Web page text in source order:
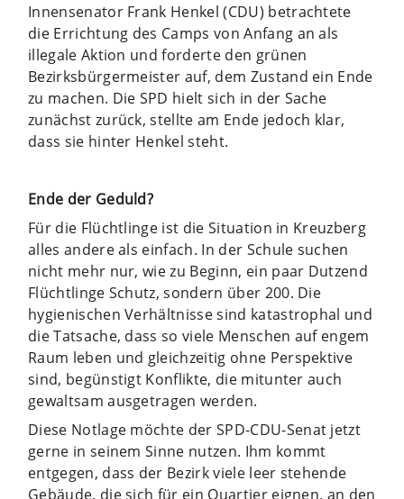
Innensenator Frank Henkel (CDU) betrachtete
die Errichtung des Camps von Anfang an als
illegale Aktion und forderte den grünen
Bezirksbürgermeister auf, dem Zustand ein Ende
zu machen. Die SPD hielt sich in der Sache
zunächst zurück, stellte am Ende jedoch klar,
dass sie hinter Henkel steht.
Ende der Geduld?
Für die Flüchtlinge ist die Situation in Kreuzberg
alles andere als einfach. In der Schule suchen
nicht mehr nur, wie zu Beginn, ein paar Dutzend
Flüchtlinge Schutz, sondern über 200. Die
hygienischen Verhältnisse sind katastrophal und
die Tatsache, dass so viele Menschen auf engem
Raum leben und gleichzeitig ohne Perspektive
sind, begünstigt Konflikte, die mitunter auch
gewaltsam ausgetragen werden.
Diese Notlage möchte der SPD-CDU-Senat jetzt
gerne in seinem Sinne nutzen. Ihm kommt
entgegen, dass der Bezirk viele leer stehende
Gebäude, die sich für ein Quartier eignen, an den